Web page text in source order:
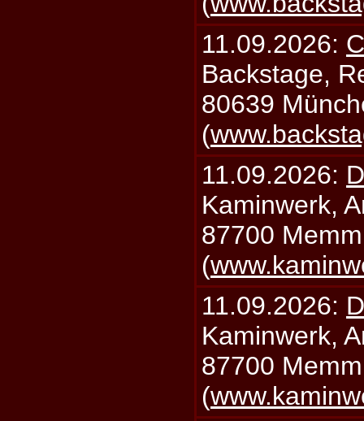
11.09.2026:
Backstage,
80639
(
11.09.2026:
Kaminwerk,
87700
(
11.09.2026:
Kaminwerk,
87700
(